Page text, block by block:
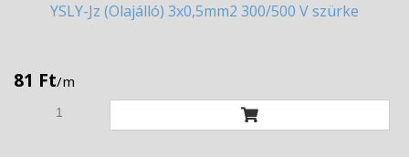
YSLY-Jz (Olajálló) 3x0,5mm2 300/500 V szürke
81 Ft/m